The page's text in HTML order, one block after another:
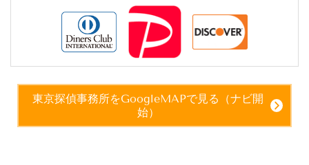
東京探偵事務所をGoogleMAPで見る（ナビ開
始）